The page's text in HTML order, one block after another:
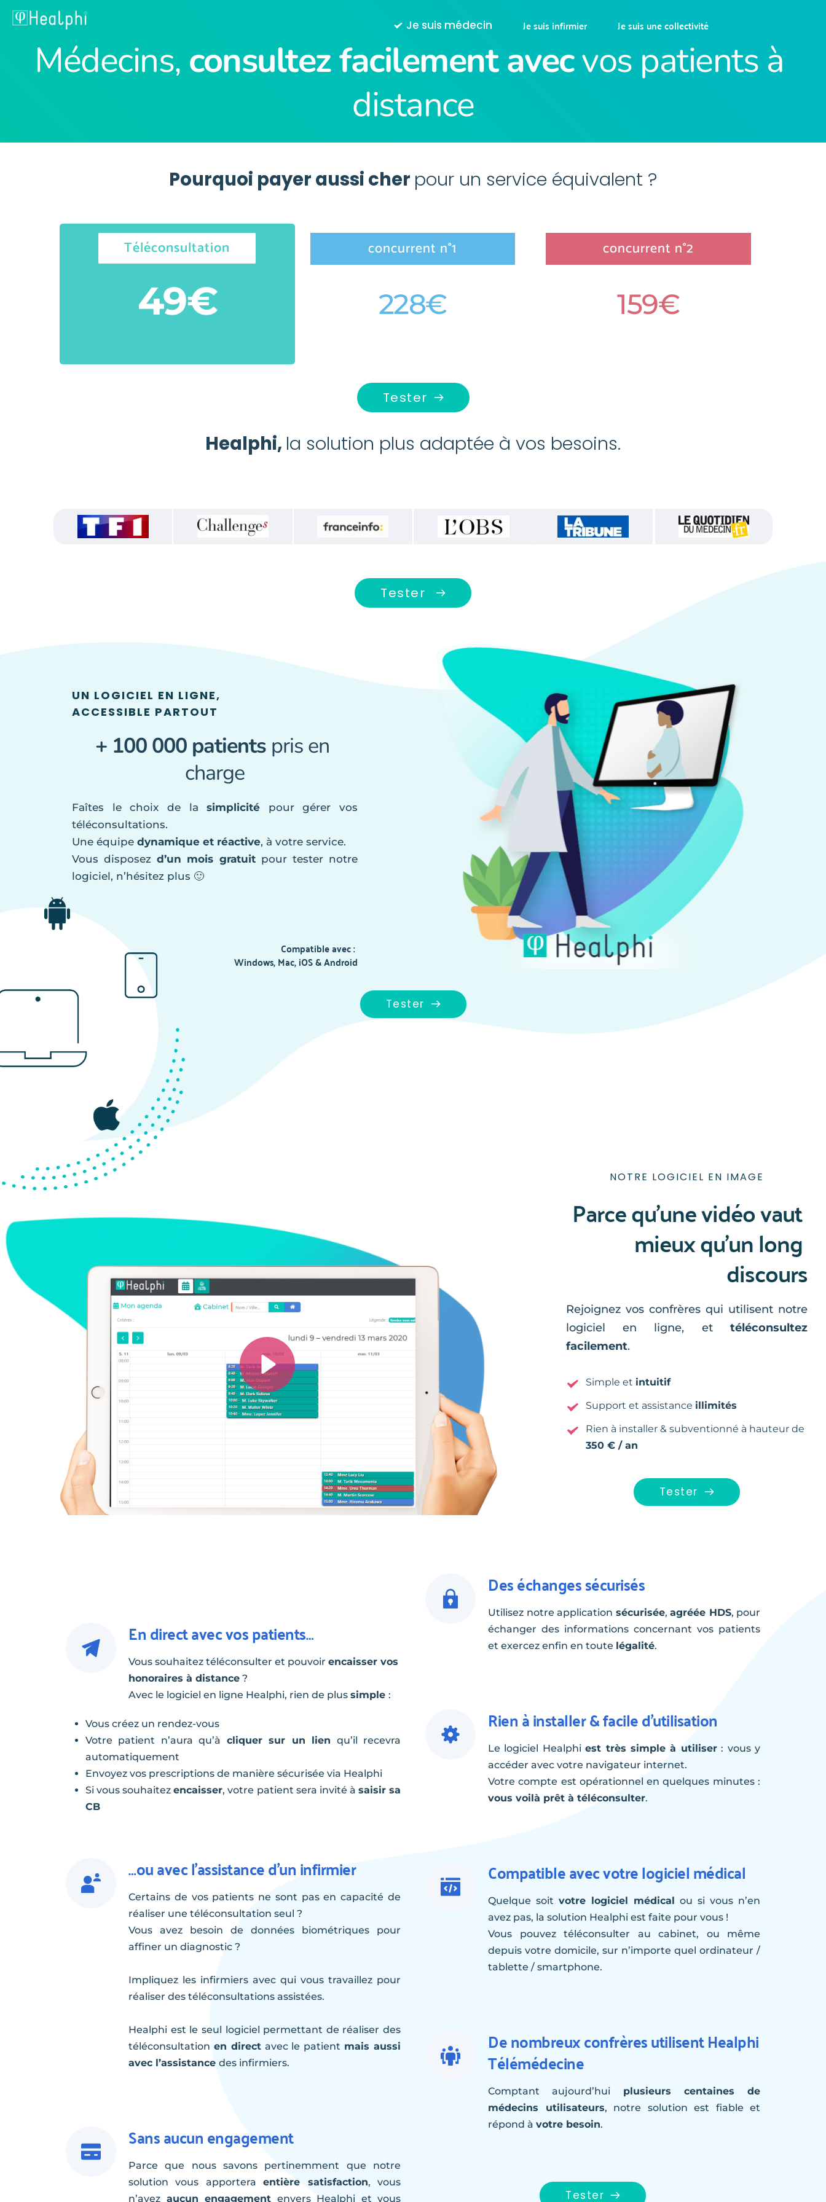
Je suis médecin Je suis infirmier Je suis une collectivité
Médecins, consultez facilement avec vos patients à
distance
Pourquoi payer aussi cher pour un service équivalent ?
Téléconsultation
49€
concurrent n°1
228€
concurrent n°2
159€
Tester
Healphi, la solution plus adaptée à vos besoins.
Tester
UN LOGICIEL EN LIGNE,
ACCESSIBLE PARTOUT
+ 100 000 patients pris en
charge
Faîtes le choix de la simplicité pour gérer vos
téléconsultations.
Une équipe dynamique et réactive, à votre service.
Vous disposez d’un mois gratuit pour tester notre
logiciel, n’hésitez plus 🙂
Compatible avec :
Windows, Mac, iOS & Android
Tester
NOTRE LOGICIEL EN IMAGE
Parce qu’une vidéo vaut
mieux qu’un long
discours
Rejoignez vos confrères qui utilisent notre
logiciel en ligne, et téléconsultez
facilement.
Simple et intuitif
Support et assistance illimités
Rien à installer & subventionné à hauteur de
350 € / an
Tester
En direct avec vos patients…
Vous souhaitez téléconsulter et pouvoir encaisser vos
honoraires à distance ?
Avec le logiciel en ligne Healphi, rien de plus simple :
Vous créez un rendez-vous
Votre patient n’aura qu’à cliquer sur un lien qu’il recevra
automatiquement
Envoyez vos prescriptions de manière sécurisée via Healphi
Si vous souhaitez encaisser, votre patient sera invité à saisir sa
CB
…ou avec l’assistance d’un infirmier
Certains de vos patients ne sont pas en capacité de
réaliser une téléconsultation seul ?
Vous avez besoin de données biométriques pour
affiner un diagnostic ?
Impliquez les infirmiers avec qui vous travaillez pour
réaliser des téléconsultations assistées.
Healphi est le seul logiciel permettant de réaliser des
téléconsultation en direct avec le patient mais aussi
avec l’assistance des infirmiers.
Sans aucun engagement
Parce que nous savons pertinemment que notre
solution vous apportera entière satisfaction, vous
n’avez aucun engagement envers Healphi et vous
Des échanges sécurisés
Utilisez notre application sécurisée, agréée HDS, pour
échanger des informations concernant vos patients
et exercez enfin en toute légalité.
Rien à installer & facile d’utilisation
Le logiciel Healphi est très simple à utiliser : vous y
accéder avec votre navigateur internet.
vous voilà prêt à téléconsulter.
Compatible avec votre logiciel médical
Quelque soit votre logiciel médical ou si vous n’en
avez pas, la solution Healphi est faite pour vous !
Vous pouvez téléconsulter au cabinet, ou même
depuis votre domicile, sur n’importe quel ordinateur /
tablette / smartphone.
De nombreux confrères utilisent Healphi
Télémédecine
Comptant aujourd’hui plusieurs centaines de
médecins utilisateurs, notre solution est fiable et
répond à votre besoin.
Tester